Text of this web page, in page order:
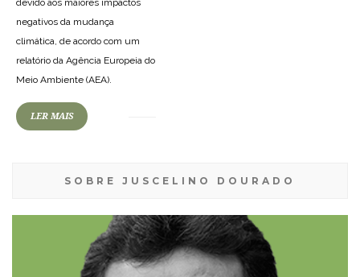
negativos da mudança
climática, de acordo com um
relatório da Agência Europeia do
Meio Ambiente (AEA).
LER MAIS
SOBRE JUSCELINO DOURADO